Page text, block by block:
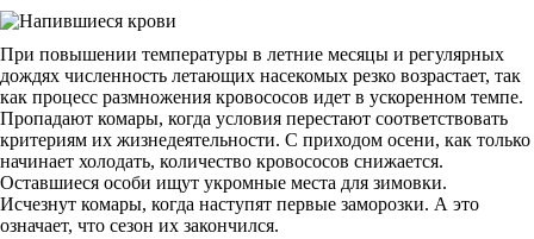
При повышении температуры в летние месяцы и регулярных
дождях численность летающих насекомых резко возрастает, так
как процесс размножения кровососов идет в ускоренном темпе.
Пропадают комары, когда условия перестают соответствовать
критериям их жизнедеятельности. С приходом осени, как только
начинает холодать, количество кровососов снижается.
Оставшиеся особи ищут укромные места для зимовки.
Исчезнут комары, когда наступят первые заморозки. А это
означает, что сезон их закончился.